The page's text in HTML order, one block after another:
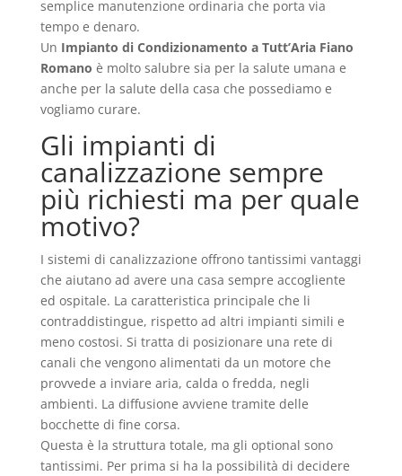
semplice manutenzione ordinaria che porta via
tempo e denaro.
Un Impianto di Condizionamento a Tutt’Aria Fiano
Romano è molto salubre sia per la salute umana e
anche per la salute della casa che possediamo e
vogliamo curare.
Gli impianti di
canalizzazione sempre
più richiesti ma per quale
motivo?
I sistemi di canalizzazione offrono tantissimi vantaggi
che aiutano ad avere una casa sempre accogliente
ed ospitale. La caratteristica principale che li
contraddistingue, rispetto ad altri impianti simili e
meno costosi. Si tratta di posizionare una rete di
canali che vengono alimentati da un motore che
provvede a inviare aria, calda o fredda, negli
ambienti. La diffusione avviene tramite delle
bocchette di fine corsa.
Questa è la struttura totale, ma gli optional sono
tantissimi. Per prima si ha la possibilità di decidere